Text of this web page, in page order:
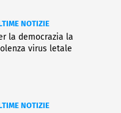
NOTIZIE
la democrazia la
virus letale
NOTIZIE